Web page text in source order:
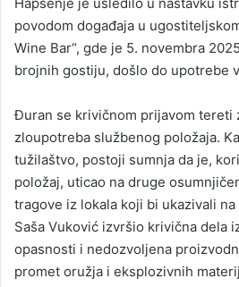
povodom događaja u
Wine Bar“, gde je 5. novembra
brojnih gostiju, došlo do upotrebe
Đuran se krivičnom prijavom tereti
zloupotreba službenog položaja.
tužilaštvo, postoji sumnja da je,
položaj, uticao na druge
tragove iz lokala koji bi ukazivali
Saša Vuković izvršio krivična dela
opasnosti i nedozvoljena
promet oružja i eksplozivnih